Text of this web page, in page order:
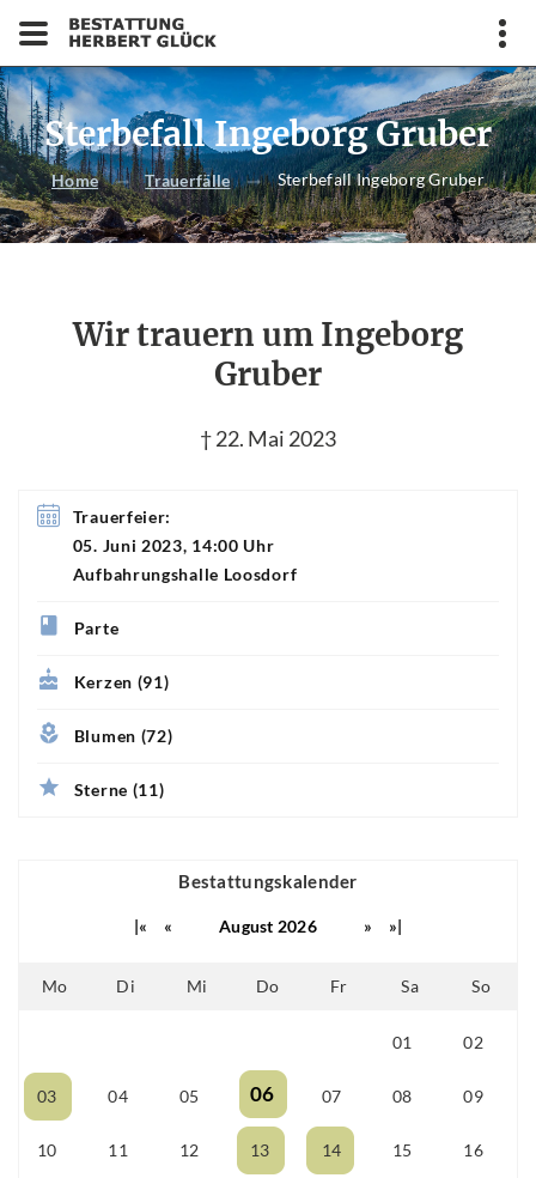
Sterbefall Ingeborg Gruber
Home Trauerfälle Sterbefall Ingeborg Gruber
Wir trauern um Ingeborg
Gruber
† 22. Mai 2023
Trauerfeier:
05. Juni 2023, 14:00 Uhr
Aufbahrungshalle Loosdorf
Parte
Kerzen (91)
Blumen (72)
Sterne (11)
Bestattungskalender
|« « August 2026 » »|
Mo Di Mi Do Fr Sa So
01 02
03 04 05 06 07 08 09
10 11 12 13 14 15 16